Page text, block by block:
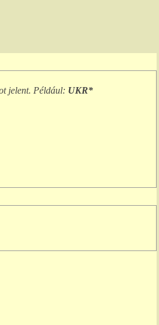
jelent. Például: UKR*